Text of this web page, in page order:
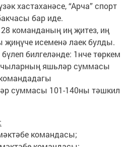
хастаханәсе, “Арча” спорт
бар иде.
команданың иң җитез, иң
исеменә лаек булды.
билгеләнде: 1нче төркем
яшьләр суммасы
суммасы 101-140ны тәшкил
командасы;